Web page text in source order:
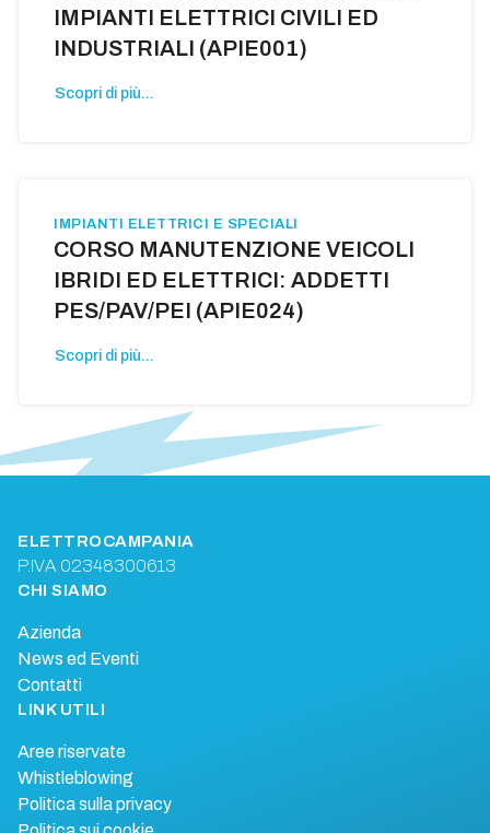
IMPIANTI ELETTRICI CIVILI ED
INDUSTRIALI (APIE001)
Scopri di più...
IMPIANTI ELETTRICI E SPECIALI
CORSO MANUTENZIONE VEICOLI
IBRIDI ED ELETTRICI: ADDETTI
PES/PAV/PEI (APIE024)
Scopri di più...
ELETTROCAMPANIA
P.IVA 02348300613
CHI SIAMO
Azienda
News ed Eventi
Contatti
LINK UTILI
Aree riservate
Whistleblowing
Politica sulla privacy